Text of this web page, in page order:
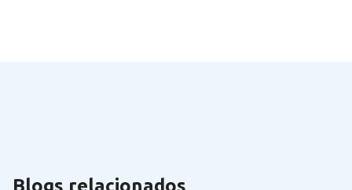
Blogs relacionados